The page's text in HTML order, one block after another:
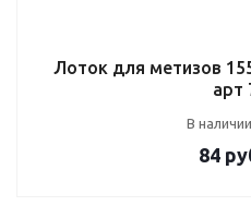
Лоток для метизов
арт
В наличии
84